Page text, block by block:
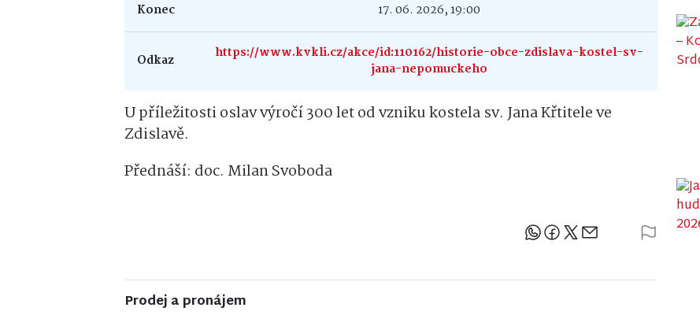
Konec 17. 06. 2026, 19:00
Odkaz
https://www.kvkli.cz/akce/id:110162/historie-obce-zdislava-kostel-sv-
jana-nepomuckeho
U příležitosti oslav výročí 300 let od vzniku kostela sv. Jana Křtitele ve
Zdislavě.
Přednáší: doc. Milan Svoboda
Sdílejte článek
Prodej a pronájem